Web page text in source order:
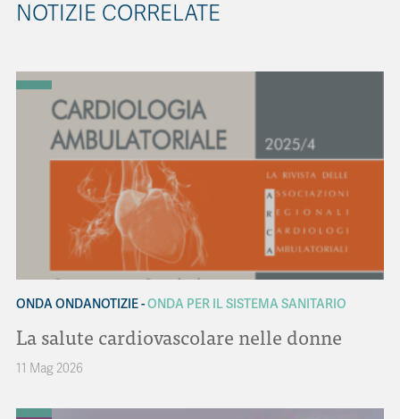
NOTIZIE CORRELATE
ONDA ONDANOTIZIE ONDA PER IL SISTEMA SANITARIO
La salute cardiovascolare nelle donne
11 Mag 2026